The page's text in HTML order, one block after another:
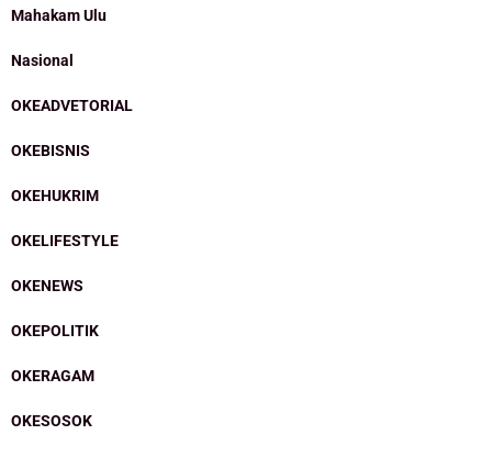
Mahakam Ulu
Nasional
OKEADVETORIAL
OKEBISNIS
OKEHUKRIM
OKELIFESTYLE
OKENEWS
OKEPOLITIK
OKERAGAM
OKESOSOK